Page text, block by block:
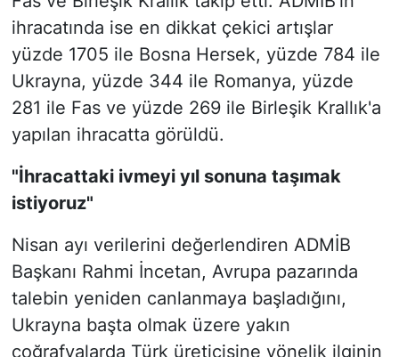
ihracatında ise en dikkat çekici artışlar
yüzde 1705 ile Bosna Hersek, yüzde 784 ile
Ukrayna, yüzde 344 ile Romanya, yüzde
281 ile Fas ve yüzde 269 ile Birleşik Krallık'a
yapılan ihracatta görüldü.
"İhracattaki ivmeyi yıl sonuna taşımak
istiyoruz"
Nisan ayı verilerini değerlendiren ADMİB
Başkanı Rahmi İncetan, Avrupa pazarında
talebin yeniden canlanmaya başladığını,
Ukrayna başta olmak üzere yakın
coğrafyalarda Türk üreticisine yönelik ilginin